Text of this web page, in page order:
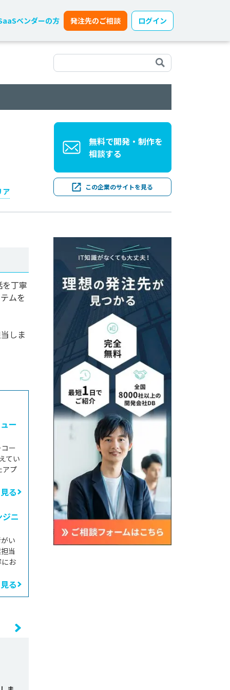
ベンダーの方 発注先のご相談 ログイン
ア
無料で開発・制作を
相談する
この企業のサイトを見る
丁寧
ムを
しま
ー
ー
てい
アプ
る
ニ
い
当
お
る